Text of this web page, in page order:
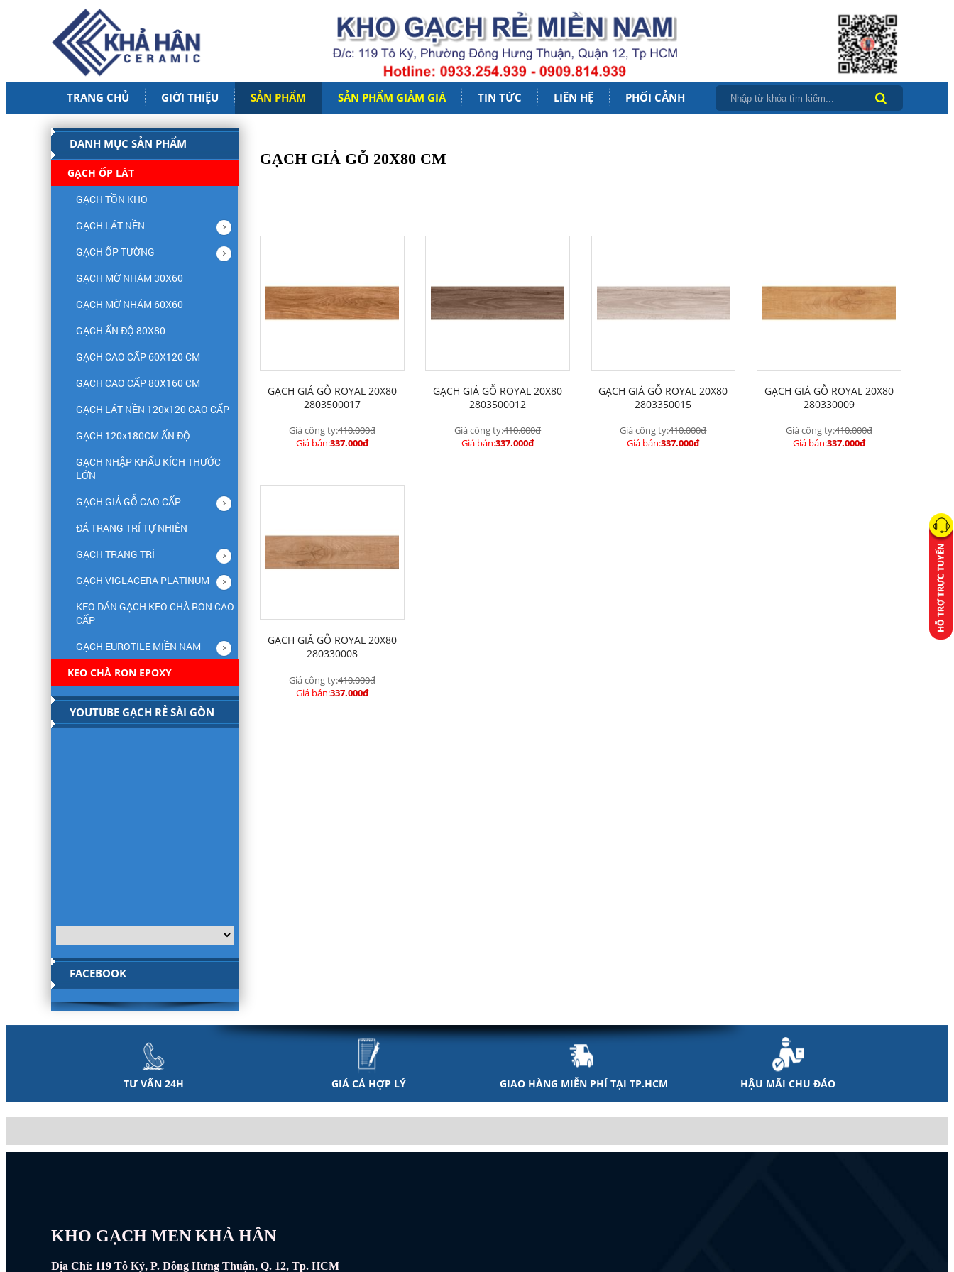
TRANG CHỦ GIỚI THIỆU SẢN PHẨM SẢN PHẨM GIẢM GIÁ TIN TỨC LIÊN HỆ PHỐI CẢNH
Đọc Thêm
GẠCH GIẢ GỖ 20X80 CM
GẠCH GIẢ GỖ ROYAL 20X80
2803500017
Giá công ty:410.000đ
Giá bán:337.000đ
GẠCH GIẢ GỖ ROYAL 20X80
2803500012
Giá công ty:410.000đ
Giá bán:337.000đ
GẠCH GIẢ GỖ ROYAL 20X80
2803350015
Giá công ty:410.000đ
Giá bán:337.000đ
GẠCH GIẢ GỖ ROYAL 20X80
280330009
Giá công ty:410.000đ
Giá bán:337.000đ
GẠCH GIẢ GỖ ROYAL 20X80
280330008
Giá công ty:410.000đ
Giá bán:337.000đ
DANH MỤC SẢN PHẨM
GẠCH ỐP LÁT
GẠCH TỒN KHO
GẠCH LÁT NỀN
GẠCH ỐP TƯỜNG
GẠCH MỜ NHÁM 30X60
GẠCH MỜ NHÁM 60X60
GẠCH ẤN ĐỘ 80X80
GẠCH CAO CẤP 60X120 CM
GẠCH CAO CẤP 80X160 CM
GẠCH LÁT NỀN 120x120 CAO CẤP
GẠCH 120x180CM ẤN ĐỘ
GẠCH NHẬP KHẨU KÍCH THƯỚC
LỚN
GẠCH GIẢ GỖ CAO CẤP
ĐÁ TRANG TRÍ TỰ NHIÊN
GẠCH TRANG TRÍ
GẠCH VIGLACERA PLATINUM
KEO DÁN GẠCH KEO CHÀ RON CAO
CẤP
GẠCH EUROTILE MIỀN NAM
KEO CHÀ RON EPOXY
YOUTUBE GẠCH RẺ SÀI GÒN
FACEBOOK
TƯ VẤN 24H GIÁ CẢ HỢP LÝ GIAO HÀNG MIỄN PHÍ TẠI TP.HCM HẬU MÃI CHU ĐÁO
KHO GẠCH MEN KHẢ HÂN
Địa Chỉ: 119 Tô Ký, P. Đông Hưng Thuận, Q. 12, Tp. HCM